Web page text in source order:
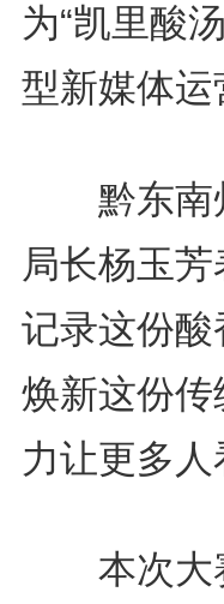
为“凯里酸
型新媒体
黔东南
局长杨玉
记录这份
焕新这份
力让更多
本次大